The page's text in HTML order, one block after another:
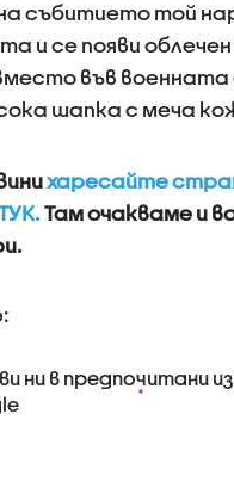
събитието той
и се появи
във военната
шапка с меча
харесайте
Там очакваме и
ни в предпочитани